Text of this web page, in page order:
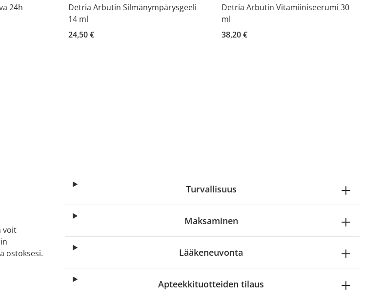
24h
Detria Arbutin Silmänympärysgeeli
14 ml
24,50 €
Detria Arbutin Vitamiiniseerumi 30
ml
38,20 €
voit
ostoksesi.
Turvallisuus
Maksaminen
Lääkeneuvonta
Apteekkituotteiden tilaus